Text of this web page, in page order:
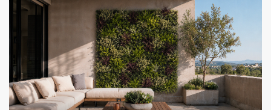
tecnica e spirito di squadra, ma […]